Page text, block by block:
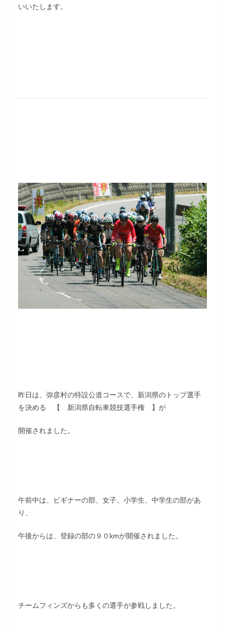
いいたします。
昨日は、弥彦村の特設公道コースで、新潟県のトップ選手
を決める 【 新潟県自転車競技選手権 】が
開催されました。
午前中は、ビギナーの部、女子、小学生、中学生の部があ
り、
午後からは、登録の部の９０kmが開催されました。
チームフィンズからも多くの選手が参戦しました。